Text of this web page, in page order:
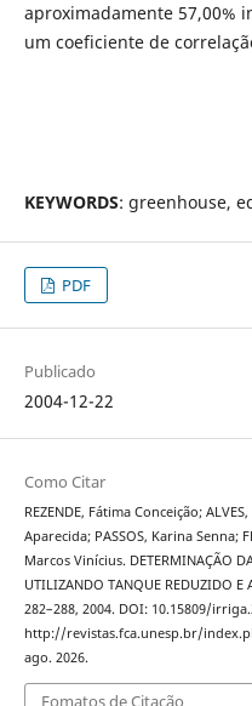
aproximadamente 57,00%
um coeficiente de
KEYWORDS: greenhouse,
PDF
Publicado
2004-12-22
Como Citar
REZENDE, Fátima Conceição;
Aparecida; PASSOS, Karina Senna;
Marcos Vinícius. DETERMINAÇÃO
UTILIZANDO TANQUE REDUZIDO E
282–288, 2004. DOI: 10.15809/
http://revistas.fca.unesp.br/
ago. 2026.
Fomatos de Citação